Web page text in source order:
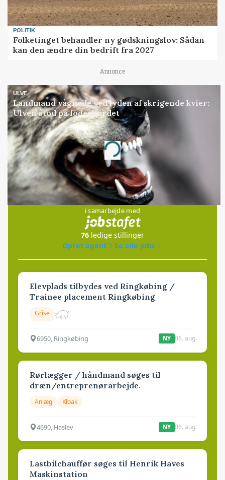
POLITIK
Folketinget behandler ny gødskningslov: Sådan
kan den ændre din bedrift fra 2027
Annonce
ULVE
Landmand vågnede ved lyden af skrigende kvier:
Ulven stod på foderbordet
Annonce
Loading...
Jobs
i samarbejde med
76 ledige stillinger
Opret agent
Se alle jobs
Elevplads tilbydes ved Ringkøbing /
Trainee placement Ringkøbing
Grise
6950, Ringkøbing NY 06. aug.
Rørlægger / håndmand søges til
dræn/entreprenørarbejde.
Anlæg Kloak
4690, Haslev NY 06. aug.
Lastbilchauffør søges til Henrik Haves
Maskinstation